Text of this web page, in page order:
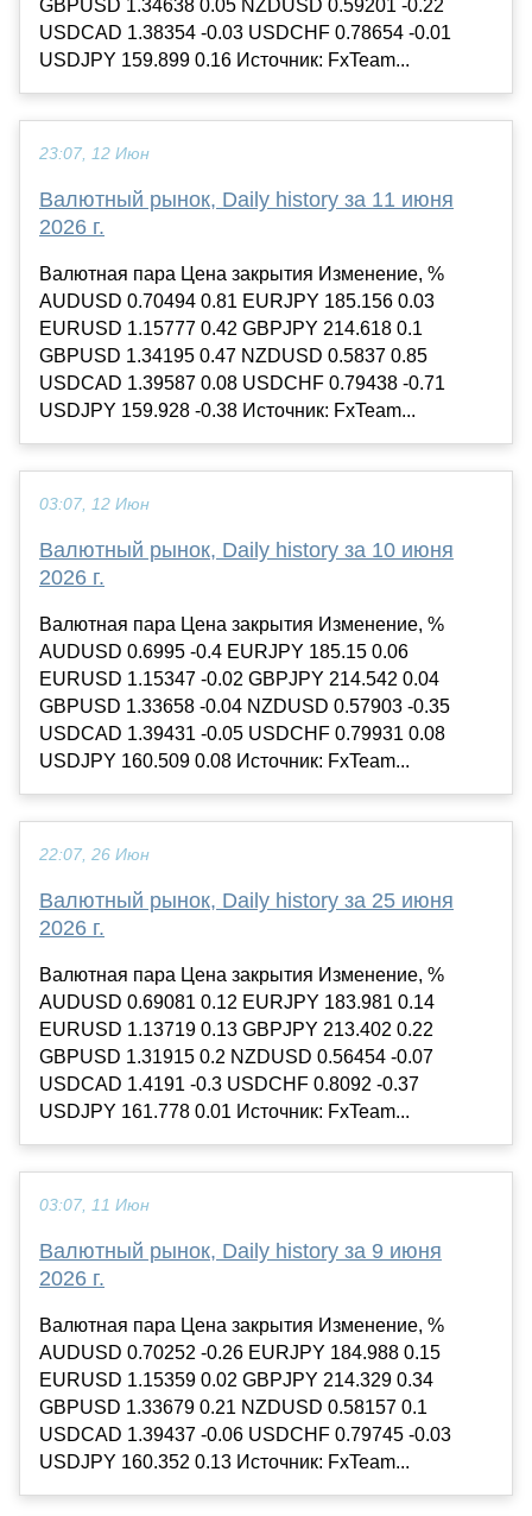
GBPUSD 1.34638 0.05 NZDUSD 0.59201 -0.22
USDCAD 1.38354 -0.03 USDCHF 0.78654 -0.01
USDJPY 159.899 0.16 Источник: FxTeam...
23:07, 12 Июн
Валютный рынок, Daily history за 11 июня
2026 г.
Валютная пара Цена закрытия Изменение, %
AUDUSD 0.70494 0.81 EURJPY 185.156 0.03
EURUSD 1.15777 0.42 GBPJPY 214.618 0.1
GBPUSD 1.34195 0.47 NZDUSD 0.5837 0.85
USDCAD 1.39587 0.08 USDCHF 0.79438 -0.71
USDJPY 159.928 -0.38 Источник: FxTeam...
03:07, 12 Июн
Валютный рынок, Daily history за 10 июня
2026 г.
Валютная пара Цена закрытия Изменение, %
AUDUSD 0.6995 -0.4 EURJPY 185.15 0.06
EURUSD 1.15347 -0.02 GBPJPY 214.542 0.04
GBPUSD 1.33658 -0.04 NZDUSD 0.57903 -0.35
USDCAD 1.39431 -0.05 USDCHF 0.79931 0.08
USDJPY 160.509 0.08 Источник: FxTeam...
22:07, 26 Июн
Валютный рынок, Daily history за 25 июня
2026 г.
Валютная пара Цена закрытия Изменение, %
AUDUSD 0.69081 0.12 EURJPY 183.981 0.14
EURUSD 1.13719 0.13 GBPJPY 213.402 0.22
GBPUSD 1.31915 0.2 NZDUSD 0.56454 -0.07
USDCAD 1.4191 -0.3 USDCHF 0.8092 -0.37
USDJPY 161.778 0.01 Источник: FxTeam...
03:07, 11 Июн
Валютный рынок, Daily history за 9 июня
2026 г.
Валютная пара Цена закрытия Изменение, %
AUDUSD 0.70252 -0.26 EURJPY 184.988 0.15
EURUSD 1.15359 0.02 GBPJPY 214.329 0.34
GBPUSD 1.33679 0.21 NZDUSD 0.58157 0.1
USDCAD 1.39437 -0.06 USDCHF 0.79745 -0.03
USDJPY 160.352 0.13 Источник: FxTeam...